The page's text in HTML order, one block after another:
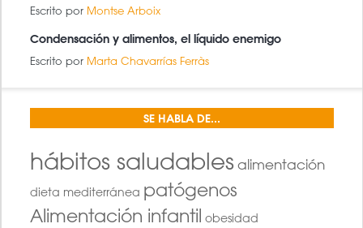
Escrito por Montse Arboix
Condensación y alimentos, el líquido enemigo
Escrito por Marta Chavarrías Ferràs
SE HABLA DE...
hábitos saludablesalimentación
dieta mediterránea patógenos
Alimentación infantil obesidad